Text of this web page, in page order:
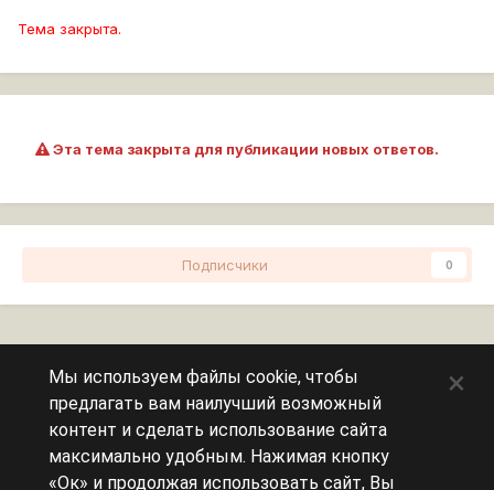
Тема закрыта.
Эта тема закрыта для публикации новых ответов.
Подписчики 0
Сейчас на странице
Эту страницу никто не просматривает.
Мы используем файлы cookie, чтобы
предлагать вам наилучший возможный
контент и сделать использование сайта
максимально удобным. Нажимая кнопку
«Ок» и продолжая использовать сайт, Вы
×